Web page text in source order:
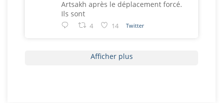
Artsakh après le déplacement forcé.
Ils sont
4 14 Twitter
Afficher plus